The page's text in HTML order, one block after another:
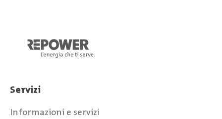
Servizi
Informazioni e servizi